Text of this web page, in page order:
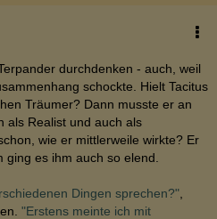
durchdenken - auch, weil
schockte. Hielt Tacitus
Träumer? Dann musste er an
als Realist und auch als
wie er mittlerweile wirkte? Er
es ihm auch so elend.
Dingen sprechen?"
"Erstens meinte ich mit